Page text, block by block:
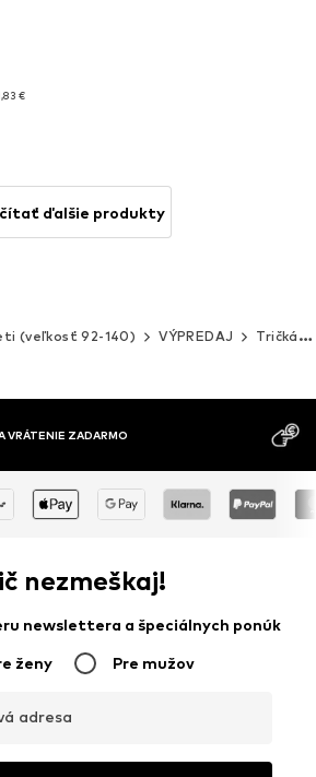
€
ďalšie produkty
(veľkosť 92-140) VÝPREDAJ Tričká & topy
MOŽNOSŤ
nezmeškaj!
newslettera a špeciálnych ponúk
ženy Pre mužov
adresa